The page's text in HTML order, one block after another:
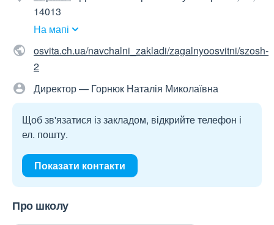
14013
На мапі
osvita.ch.ua/navchalni_zakladi/zagalnyoosvitni/szosh-
2
Директор — Горнюк Наталія Миколаївна
Щоб зв'язатися із закладом, відкрийте телефон і
ел. пошту.
Показати контакти
Про школу